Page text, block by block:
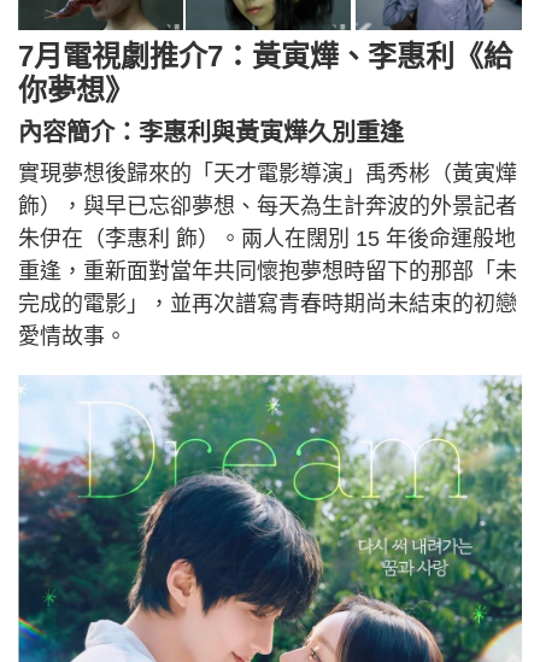
7月電視劇推介7：黃寅燁、李惠利《給
你夢想》
內容簡介：李惠利與黃寅燁久別重逢
實現夢想後歸來的「天才電影導演」禹秀彬（黃寅燁
飾），與早已忘卻夢想、每天為生計奔波的外景記者
朱伊在（李惠利 飾）。兩人在闊別 15 年後命運般地
重逢，重新面對當年共同懷抱夢想時留下的那部「未
完成的電影」，並再次譜寫青春時期尚未結束的初戀
愛情故事。